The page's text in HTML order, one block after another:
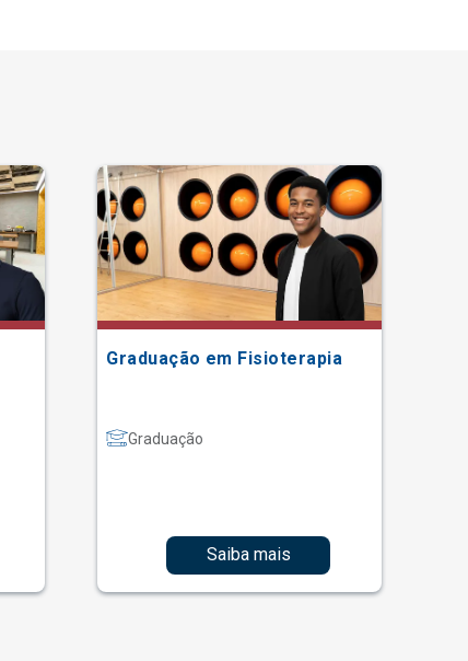
Graduação em Fisioterapia
Graduação
Saiba mais